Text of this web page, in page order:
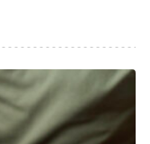
de calor e
metropolitana.
Hidratación en.